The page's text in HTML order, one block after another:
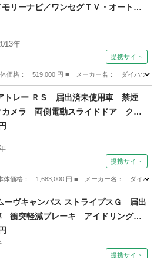
リーナビ／ワンセグＴＶ・オートエ
パワースライドドア・エコアイド
ッドライト・フォグランプ・前後ド
ダー・ウィンカーミラー・電動格納
年
提携サイト
価格： 519,000 円 ■ メーカー名： ダイハツ ■
トレー ＲＳ 届出済未使用車 禁煙
メラ 両側電動スライドドア クリ
ナー オートクルーズコントロール
減システム オートライト スマート
リングストップ 電動格納ミラー
提携サイト
体価格： 1,683,000 円 ■ メーカー名： ダイ
ーヴキャンバス ストライプスＧ 届出
衝突軽減ブレーキ アイドリングス
トエアコン 電動格納式ドアミラ
先行車発進お知らせ機能 車線逸
提携サイト